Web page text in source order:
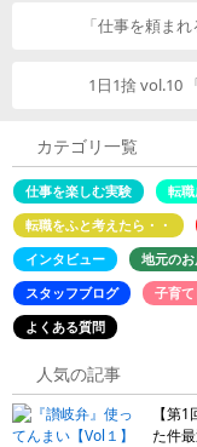
「仕事を頼ま
1日1捨 vol.10
カテゴリ一覧
仕事を楽しむ実験 転
転職をふと考えたら・・
インタビュー
地元の
スタッフブログ
子育
よくある質問
人気の記事
【第
た件